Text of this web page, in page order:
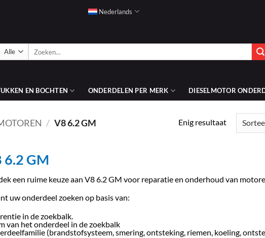
Nederlands
EN BOCHTEN ONDERDELEN PER MERK DIESELMOTOR
/ V8 6.2 GM Enig resultaat
6.2 GM
een ruime keuze aan V8 6.2 GM voor reparatie en onderhoud van
uw onderdeel zoeken op basis van:
in de zoekbalk.
van het onderdeel in de zoekbalk
(brandstofsysteem, smering, ontsteking, riemen, koeling,